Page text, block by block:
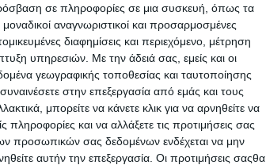
σε πληροφορίες σε μια συσκευή, όπως τα
αναγνωριστικοί και προσαρμοσμένες
διαφημίσεις και περιεχόμενο, μέτρηση
υπηρεσιών. Με την άδειά σας, εμείς και οι
γεωγραφικής τοποθεσίας και ταυτοποίησης
στην επεξεργασία από εμάς και τους
μπορείτε να κάνετε κλικ για να αρνηθείτε να
και να αλλάξετε τις προτιμήσεις σας
προσωπικών σας δεδομένων ενδέχεται να μην
αυτήν την επεξεργασία. Οι προτιμήσεις σαςθα
με κομματική ή/και
στον εκθεσιακό χώρο του
το έργο τους.
εκπαίδευσης, δίνοντας
δράσεις.